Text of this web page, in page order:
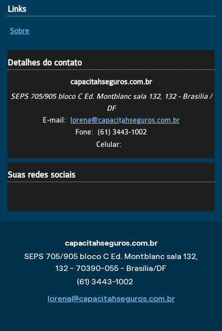
Links
Sobre
Detalhes do contato
capacitahseguros.com.br
SEPS 705/905 bloco C Ed. Montblanc sala 132, 132 - Brasília /
DF
E-mail:
lorena@capacitahseguros.com.br
Fone:
(61) 3443-1002
Celular:
Suas redes sociais
capacitahseguros.com.br
SEPS 705/905 bloco C Ed. Montblanc sala 132,
132 - 70390-055 - Brasília/DF
(61) 3443-1002
lorena@capacitahseguros.com.br